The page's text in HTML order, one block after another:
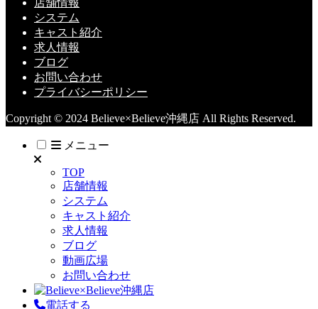
店舗情報
システム
キャスト紹介
求人情報
ブログ
お問い合わせ
プライバシーポリシー
Copyright © 2024 Believe×Believe沖縄店 All Rights Reserved.
メニュー
TOP
店舗情報
システム
キャスト紹介
求人情報
ブログ
動画広場
お問い合わせ
電話する